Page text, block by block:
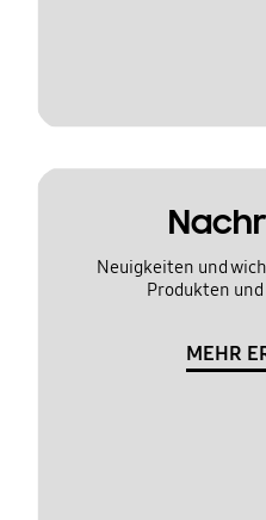
Neuigkeiten und
Produkten
MEHR